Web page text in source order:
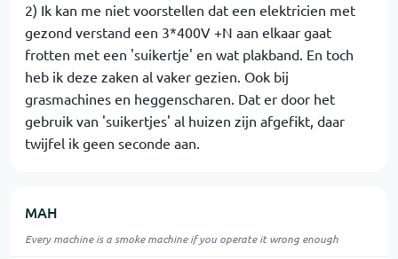
2) Ik kan me niet voorstellen dat een elektricien met
gezond verstand een 3*400V +N aan elkaar gaat
frotten met een 'suikertje' en wat plakband. En toch
heb ik deze zaken al vaker gezien. Ook bij
grasmachines en heggenscharen. Dat er door het
gebruik van 'suikertjes' al huizen zijn afgefikt, daar
twijfel ik geen seconde aan.
MAH
Every machine is a smoke machine if you operate it wrong enough